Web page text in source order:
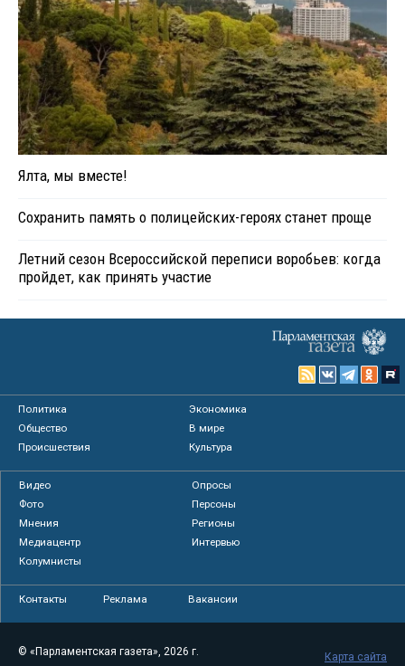
Ялта, мы вместе!
Сохранить память о полицейских-героях станет проще
Летний сезон Всероссийской переписи воробьев: когда
пройдет, как принять участие
Политика
Экономика
Общество
В мире
Происшествия
Культура
Видео
Опросы
Фото
Персоны
Мнения
Регионы
Медиацентр
Интервью
Колумнисты
Контакты Реклама Вакансии
© «Парламентская газета», 2026 г.
Карта сайта